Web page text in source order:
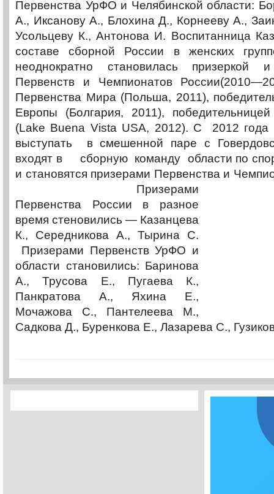
Первенства УрФО и Челябинской области:
А., Иксанову А., Блохина Д., Корнееву А.,
Усольцеву К., Антонова И. Воспитанница
составе сборной России в женских
неоднократно становилась призеркой и
Первенств и Чемпионатов
Первенства Мира (Польша, 2011),
Европы (Болгария, 2011),
(Lake Buena Vista USA, 2012). С 2012 года
выступать в смешенной паре с
входят в сборную команду области по
и становятся призерами Первенства и
Призерами
Первенства России в разное
время стеновились — Казанцева
К., Середникова А., Тырина С.
Призерами Первенств УрФО и
области становились: Баринова
А., Трусова Е., Пугаева К.,
Панкратова А., Яхина Е.,
Мочажова С., Пантелеева М.,
Садкова Д., Буренкова Е., Лазарева С.,